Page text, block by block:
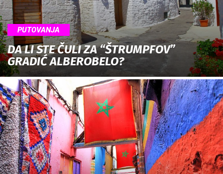
PUTOVANJA
DA LI STE ČULI ZA “ŠTRUMPFOV”
GRADIĆ ALBEROBELO?